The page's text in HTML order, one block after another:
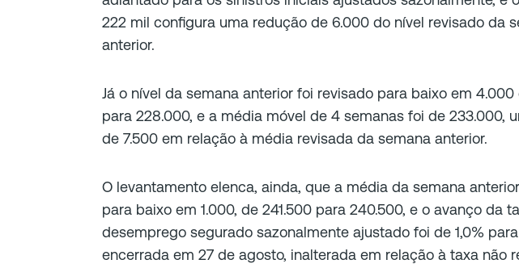
222 mil configura uma redução de 6.000 do nível revisado da
anterior.
Já o nível da semana anterior foi revisado para baixo em
para 228.000, e a média móvel de 4 semanas foi de 233.000,
de 7.500 em relação à média revisada da semana anterior.
O levantamento elenca, ainda, que a média da semana
para baixo em 1.000, de 241.500 para 240.500, e o avanço da
desemprego segurado sazonalmente ajustado foi de 1,0%
encerrada em 27 de agosto, inalterada em relação à taxa não